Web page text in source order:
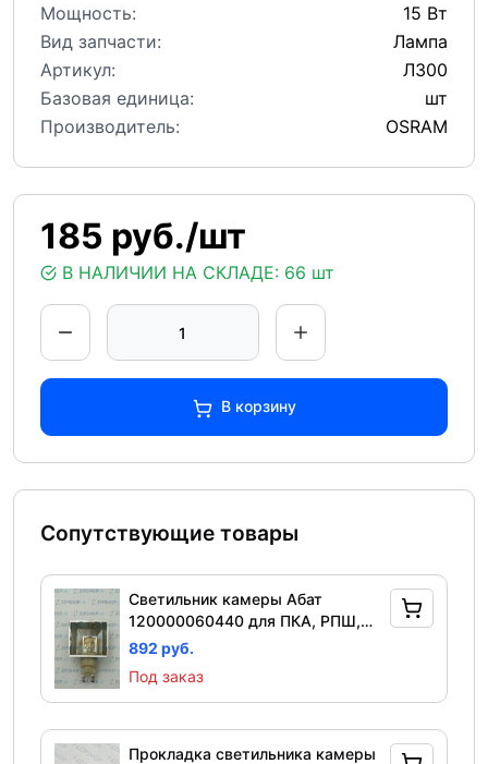
185 руб./шт
В НАЛИЧИИ НА СКЛАДЕ: 66 шт
В корзину
Мощность:
15 Вт
Вид запчасти:
Лампа
Артикул:
Л300
Базовая единица:
шт
Производитель:
OSRAM
Сопутствующие товары
Светильник камеры Абат
120000060440 для ПКА, РПШ,
КЭП, ПКЭ, ШРТ
892 руб.
Под заказ
Прокладка светильника камеры